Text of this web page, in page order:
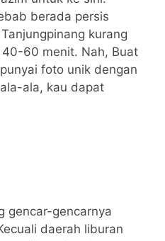
berada persis
kurang
60 menit. Nah, Buat
foto unik dengan
ala, kau dapat
gencar-gencarnya
daerah liburan